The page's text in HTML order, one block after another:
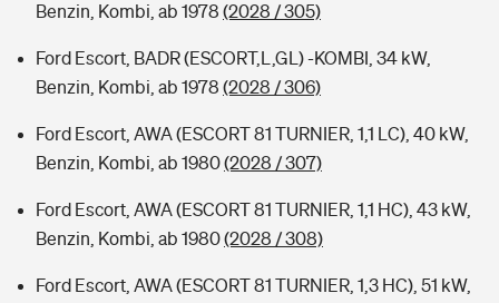
Benzin, Kombi, ab 1978 (2028 / 305)
Ford Escort, BADR (ESCORT,L,GL) -KOMBI, 34 kW,
Benzin, Kombi, ab 1978 (2028 / 306)
Ford Escort, AWA (ESCORT 81 TURNIER, 1,1 LC), 40 kW,
Benzin, Kombi, ab 1980(2028 / 307)
Ford Escort, AWA (ESCORT 81 TURNIER, 1,1 HC), 43 kW,
Benzin, Kombi, ab 1980(2028 / 308)
Ford Escort, AWA (ESCORT 81 TURNIER, 1,3 HC), 51 kW,